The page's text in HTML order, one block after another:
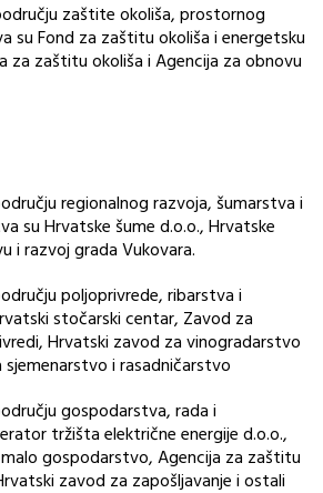
zaštite okoliša, prostornog
su Fond za zaštitu okoliša i energetsku
za zaštitu okoliša i Agencija za obnovu
regionalnog razvoja, šumarstva i
su Hrvatske šume d.o.o., Hrvatske
i razvoj grada Vukovara.
poljoprivrede, ribarstva i
stočarski centar, Zavod za
Hrvatski zavod za vinogradarstvo
i rasadničarstvo
gospodarstva, rada i
tržišta električne energije d.o.o.,
gospodarstvo, Agencija za zaštitu
zavod za zapošljavanje i ostali